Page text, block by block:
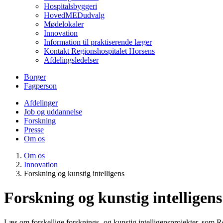
Hospitalsbyggeri
HovedMEDudvalg
Mødelokaler
Innovation
Information til praktiserende læger
Kontakt Regionshospitalet Horsens
Afdelingsledelser
Borger
Fagperson
Afdelinger
Job og uddannelse
Forskning
Presse
Om os
Om os
Innovation
Forskning og kunstig intelligens
Forskning og kunstig intelligens